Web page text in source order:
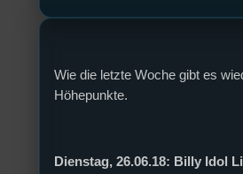
Wie die letzte Woche gibt es
Höhepunkte.
Dienstag, 26.06.18: Billy Idol